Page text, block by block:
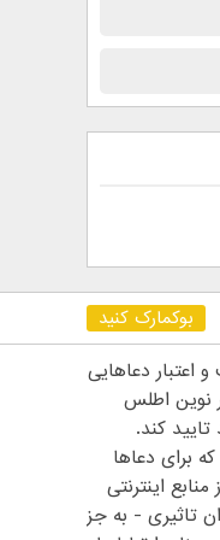
بوکمارک کنید
دعاهایی
نوین اطلس
کند.
برای دعاها
اینترنتی
تاثیری - به جز